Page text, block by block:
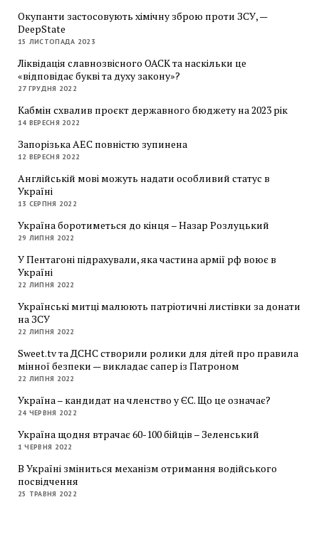
Окупанти застосовують хімічну зброю проти ЗСУ, —
DeepState
15 ЛИСТОПАДА 2023
Ліквідація славнозвісного ОАСК та наскільки це
«відповідає букві та духу закону»?
27 ГРУДНЯ 2022
Кабмін схвалив проєкт державного бюджету на 2023 рік
14 ВЕРЕСНЯ 2022
Запорізька АЕС повністю зупинена
12 ВЕРЕСНЯ 2022
Англійській мові можуть надати особливий статус в
Україні
13 СЕРПНЯ 2022
Україна боротиметься до кінця – Назар Розлуцький
29 ЛИПНЯ 2022
У Пентагоні підрахували, яка частина армії рф воює в
Україні
22 ЛИПНЯ 2022
Українські митці малюють патріотичні листівки за донати
на ЗСУ
22 ЛИПНЯ 2022
Sweet.tv та ДСНС створили ролики для дітей про правила
мінної безпеки — викладає сапер із Патроном
22 ЛИПНЯ 2022
Україна – кандидат на членство у ЄС. Що це означає?
24 ЧЕРВНЯ 2022
Україна щодня втрачає 60-100 бійців – Зеленський
1 ЧЕРВНЯ 2022
В Україні зміниться механізм отримання водійського
посвідчення
25 ТРАВНЯ 2022